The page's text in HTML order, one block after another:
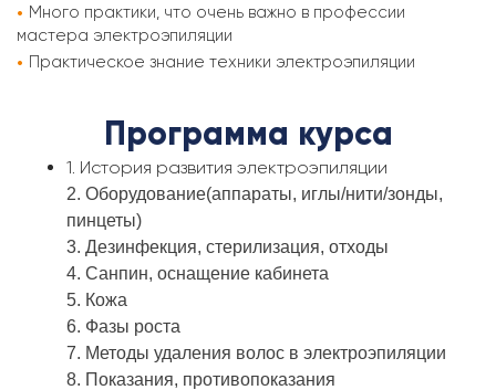
Много практики, что очень важно в профессии
мастера электроэпиляции
Практическое знание техники электроэпиляции
Программа курса
1. История развития электроэпиляции
2. Оборудование(аппараты, иглы/нити/зонды,
пинцеты)
3. Дезинфекция, стерилизация, отходы
4. Санпин, оснащение кабинета
5. Кожа
6. Фазы роста
7. Методы удаления волос в электроэпиляции
8. Показания, противопоказания